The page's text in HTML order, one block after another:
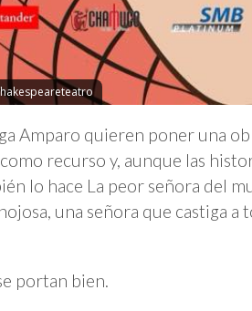
Amparo quieren poner una
recurso y, aunque las
lo hace La peor señora del
una señora que castiga a
portan bien.